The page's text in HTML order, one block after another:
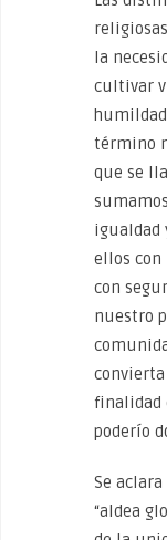
la
cultivar
término
que se
igualdad
ellos con
con
nuestro
finalidad
poderío
Se
“aldea